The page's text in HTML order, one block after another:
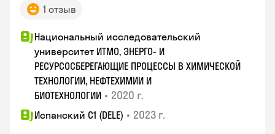
1 отзыв
Национальный исследовательский
университет ИТМО, ЭНЕРГО- И
РЕСУРСОСБЕРЕГАЮЩИЕ ПРОЦЕССЫ В ХИМИЧЕСКОЙ
ТЕХНОЛОГИИ, НЕФТЕХИМИИ И
БИОТЕХНОЛОГИИ • 2020 г.
Испанский С1 (DELE) • 2023 г.